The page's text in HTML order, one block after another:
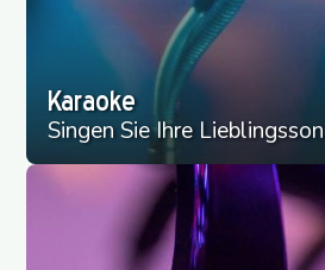
Karaoke
Singen Sie Ihre